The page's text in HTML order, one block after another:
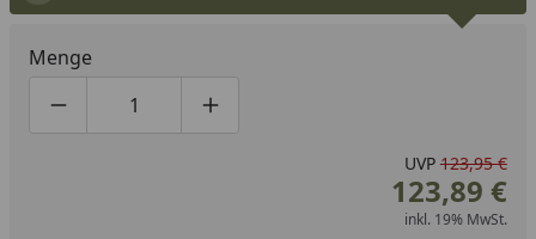
Menge
Produktmenge um eins verringern
Produktmenge manuell eingeben
Produktmenge um eins erhöhen
UVP 123,95 €
123,89 €
inkl. 19% MwSt.